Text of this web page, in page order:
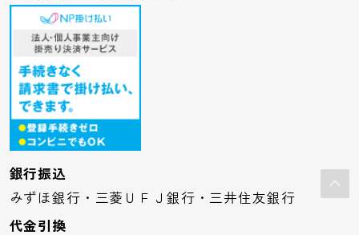
銀行振込
みずほ銀行・三菱ＵＦＪ銀行・三井住友銀行
代金引換